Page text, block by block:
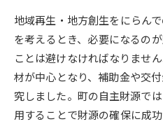
SELFBRAND特集ページ
オープンキャンパスなどを調
オープンキャンパス検索
地域再生・地方創生をにらん
を考えるとき、必要になるの
ことは避けなければなりませ
材が中心となり、補助金や交
究しました。町の自主財源で
用することで財源の確保に成